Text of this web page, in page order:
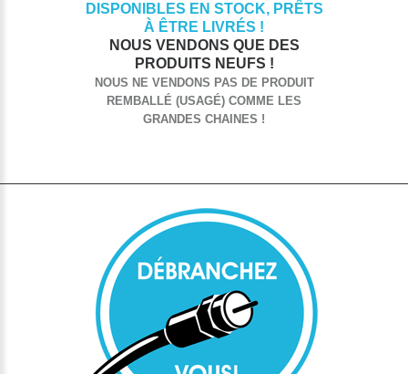
DISPONIBLES EN STOCK, PRÊTS
À ÊTRE LIVRÉS !
NOUS VENDONS QUE DES
PRODUITS NEUFS !
NOUS NE VENDONS PAS DE PRODUIT
REMBALLÉ (USAGÉ) COMME LES
GRANDES CHAINES !